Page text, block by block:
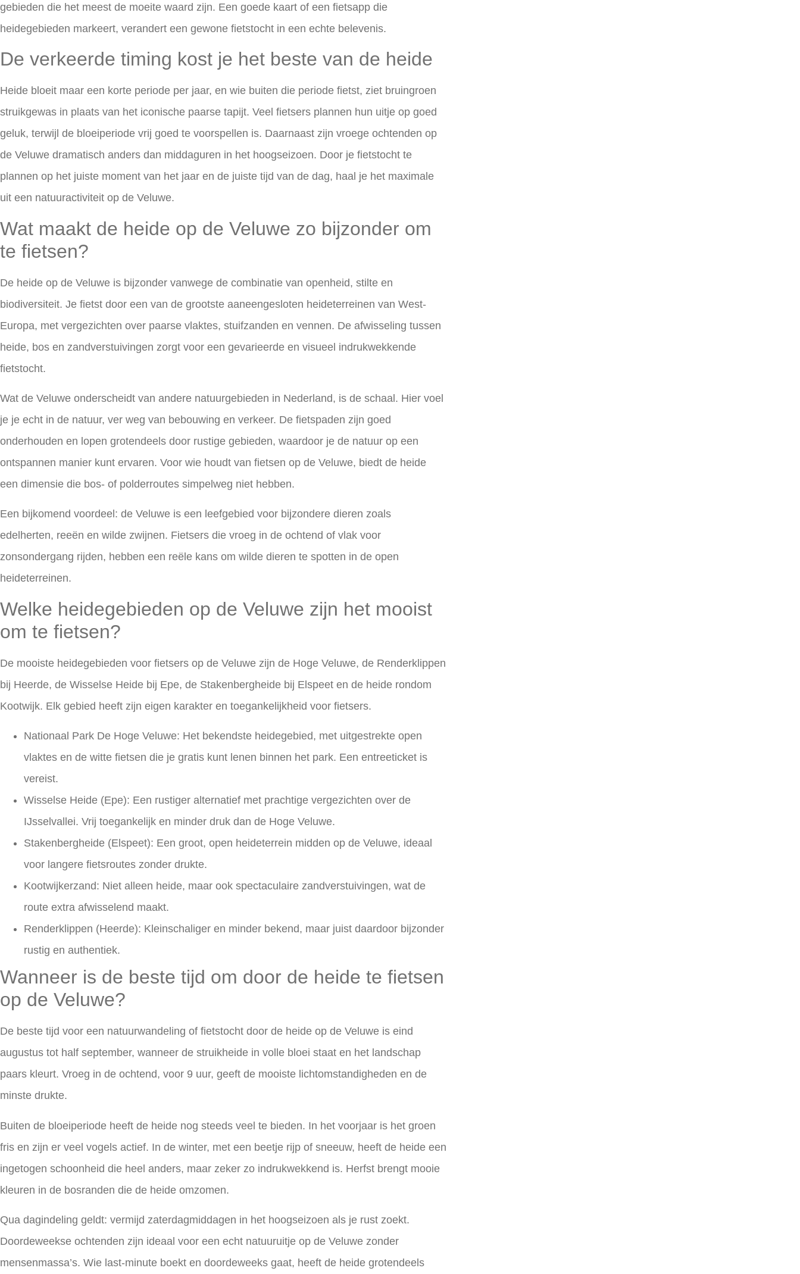
gebieden die het meest de moeite waard zijn. Een goede kaart of een fietsapp die
heidegebieden markeert, verandert een gewone fietstocht in een echte belevenis.
De verkeerde timing kost je het beste van de heide
Heide bloeit maar een korte periode per jaar, en wie buiten die periode fietst, ziet bruingroen
struikgewas in plaats van het iconische paarse tapijt. Veel fietsers plannen hun uitje op goed
geluk, terwijl de bloeiperiode vrij goed te voorspellen is. Daarnaast zijn vroege ochtenden op
de Veluwe dramatisch anders dan middaguren in het hoogseizoen. Door je fietstocht te
plannen op het juiste moment van het jaar en de juiste tijd van de dag, haal je het maximale
uit een natuuractiviteit op de Veluwe.
Wat maakt de heide op de Veluwe zo bijzonder om
te fietsen?
De heide op de Veluwe is bijzonder vanwege de combinatie van openheid, stilte en
biodiversiteit. Je fietst door een van de grootste aaneengesloten heideterreinen van West-
Europa, met vergezichten over paarse vlaktes, stuifzanden en vennen. De afwisseling tussen
heide, bos en zandverstuivingen zorgt voor een gevarieerde en visueel indrukwekkende
fietstocht.
Wat de Veluwe onderscheidt van andere natuurgebieden in Nederland, is de schaal. Hier voel
je je echt in de natuur, ver weg van bebouwing en verkeer. De fietspaden zijn goed
onderhouden en lopen grotendeels door rustige gebieden, waardoor je de natuur op een
ontspannen manier kunt ervaren. Voor wie houdt van fietsen op de Veluwe, biedt de heide
een dimensie die bos- of polderroutes simpelweg niet hebben.
Een bijkomend voordeel: de Veluwe is een leefgebied voor bijzondere dieren zoals
edelherten, reeën en wilde zwijnen. Fietsers die vroeg in de ochtend of vlak voor
zonsondergang rijden, hebben een reële kans om wilde dieren te spotten in de open
heideterreinen.
Welke heidegebieden op de Veluwe zijn het mooist
om te fietsen?
De mooiste heidegebieden voor fietsers op de Veluwe zijn de Hoge Veluwe, de Renderklippen
bij Heerde, de Wisselse Heide bij Epe, de Stakenbergheide bij Elspeet en de heide rondom
Kootwijk. Elk gebied heeft zijn eigen karakter en toegankelijkheid voor fietsers.
Nationaal Park De Hoge Veluwe: Het bekendste heidegebied, met uitgestrekte open
vlaktes en de witte fietsen die je gratis kunt lenen binnen het park. Een entreeticket is
vereist.
Wisselse Heide (Epe): Een rustiger alternatief met prachtige vergezichten over de
IJsselvallei. Vrij toegankelijk en minder druk dan de Hoge Veluwe.
Stakenbergheide (Elspeet): Een groot, open heideterrein midden op de Veluwe, ideaal
voor langere fietsroutes zonder drukte.
Kootwijkerzand: Niet alleen heide, maar ook spectaculaire zandverstuivingen, wat de
route extra afwisselend maakt.
Renderklippen (Heerde): Kleinschaliger en minder bekend, maar juist daardoor bijzonder
rustig en authentiek.
Wanneer is de beste tijd om door de heide te fietsen
op de Veluwe?
De beste tijd voor een natuurwandeling of fietstocht door de heide op de Veluwe is eind
augustus tot half september, wanneer de struikheide in volle bloei staat en het landschap
paars kleurt. Vroeg in de ochtend, voor 9 uur, geeft de mooiste lichtomstandigheden en de
minste drukte.
Buiten de bloeiperiode heeft de heide nog steeds veel te bieden. In het voorjaar is het groen
fris en zijn er veel vogels actief. In de winter, met een beetje rijp of sneeuw, heeft de heide een
ingetogen schoonheid die heel anders, maar zeker zo indrukwekkend is. Herfst brengt mooie
kleuren in de bosranden die de heide omzomen.
Qua dagindeling geldt: vermijd zaterdagmiddagen in het hoogseizoen als je rust zoekt.
Doordeweekse ochtenden zijn ideaal voor een echt natuuruitje op de Veluwe zonder
mensenmassa’s. Wie last-minute boekt en doordeweeks gaat, heeft de heide grotendeels